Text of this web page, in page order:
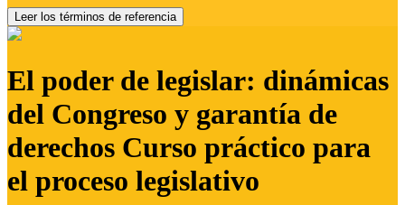
Leer los términos de referencia
El poder de legislar: dinámicas
del Congreso y garantía de
derechos Curso práctico para
el proceso legislativo